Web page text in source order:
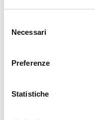
delNecessari
Preferenze
Statistiche
della lingua nelle
Sarà possibile seguire